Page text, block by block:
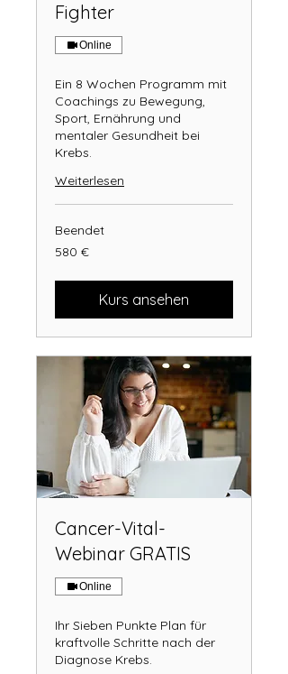
Fighter
Online
Ein 8 Wochen Programm mit
Coachings zu Bewegung,
Sport, Ernährung und
mentaler Gesundheit bei
Krebs.
Weiterlesen
Beendet
580
Euro
580 €
Kurs ansehen
Cancer-Vital-
Webinar GRATIS
Online
Ihr Sieben Punkte Plan für
kraftvolle Schritte nach der
Diagnose Krebs.